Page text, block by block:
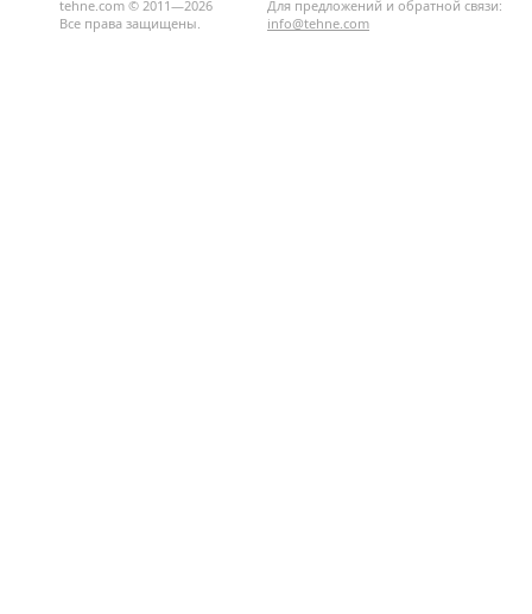
tehne.com © 2011—2026
Все права защищены.
Для предложений и обратной связи:
info@tehne.com